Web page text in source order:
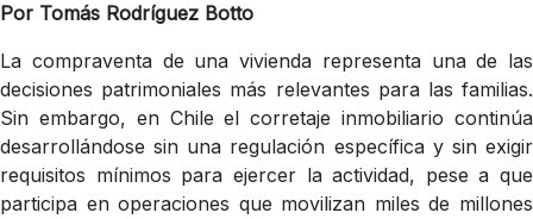
Por Tomás Rodríguez Botto
La compraventa de una vivienda representa una de las
decisiones patrimoniales más relevantes para las familias.
Sin embargo, en Chile el corretaje inmobiliario continúa
desarrollándose sin una regulación específica y sin exigir
requisitos mínimos para ejercer la actividad, pese a que
participa en operaciones que movilizan miles de millones